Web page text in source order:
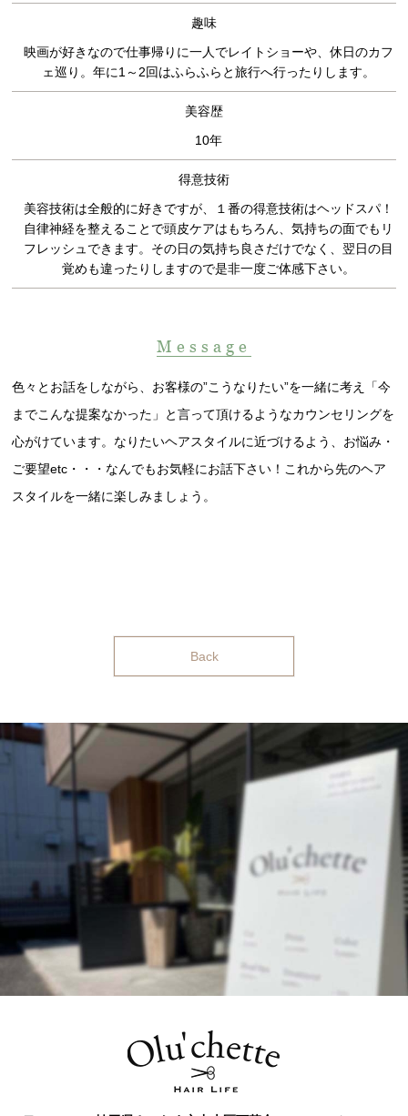
趣味
映画が好きなので仕事帰りに一人でレイトショーや、休日のカフ
ェ巡り。年に1～2回はふらふらと旅行へ行ったりします。
美容歴
10年
得意技術
美容技術は全般的に好きですが、１番の得意技術はヘッドスパ！
自律神経を整えることで頭皮ケアはもちろん、気持ちの面でもリ
フレッシュできます。その日の気持ち良さだけでなく、翌日の目
覚めも違ったりしますので是非一度ご体感下さい。
Message
色々とお話をしながら、お客様の”こうなりたい”を一緒に考え「今
までこんな提案なかった」と言って頂けるようなカウンセリングを
心がけています。なりたいヘアスタイルに近づけるよう、お悩み・
ご要望etc・・・なんでもお気軽にお話下さい！これから先のヘア
スタイルを一緒に楽しみましょう。
Back